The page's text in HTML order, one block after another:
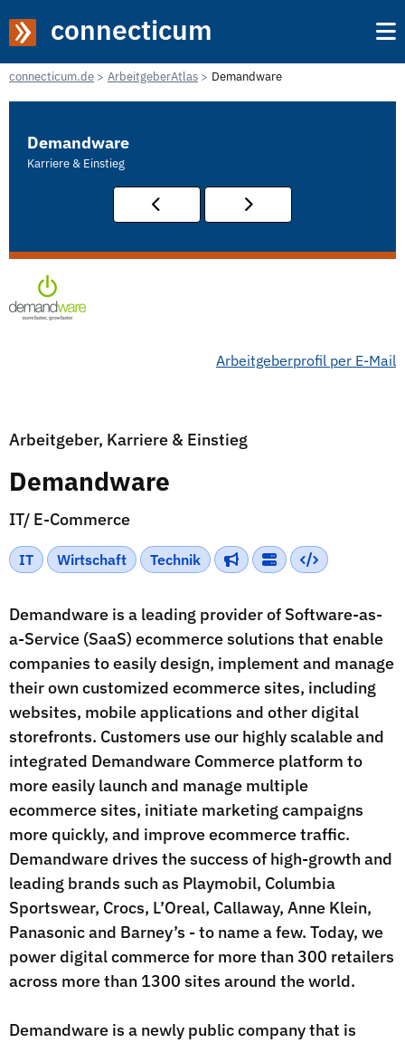
connecticum
connecticum.de ArbeitgeberAtlas Demandware
Demandware
Karriere & Einstieg
Arbeitgeberprofil per E-Mail
Arbeitgeber, Karriere & Einstieg
Demandware
IT/ E-Commerce
IT Wirtschaft Technik
Demandware is a leading provider of Software-as-
a-Service (SaaS) ecommerce solutions that enable
companies to easily design, implement and manage
their own customized ecommerce sites, including
websites, mobile applications and other digital
storefronts. Customers use our highly scalable and
integrated Demandware Commerce platform to
more easily launch and manage multiple
ecommerce sites, initiate marketing campaigns
more quickly, and improve ecommerce traffic.
Demandware drives the success of high-growth and
leading brands such as Playmobil, Columbia
Sportswear, Crocs, L’Oreal, Callaway, Anne Klein,
Panasonic and Barney’s - to name a few. Today, we
power digital commerce for more than 300 retailers
across more than 1300 sites around the world.
Demandware is a newly public company that is